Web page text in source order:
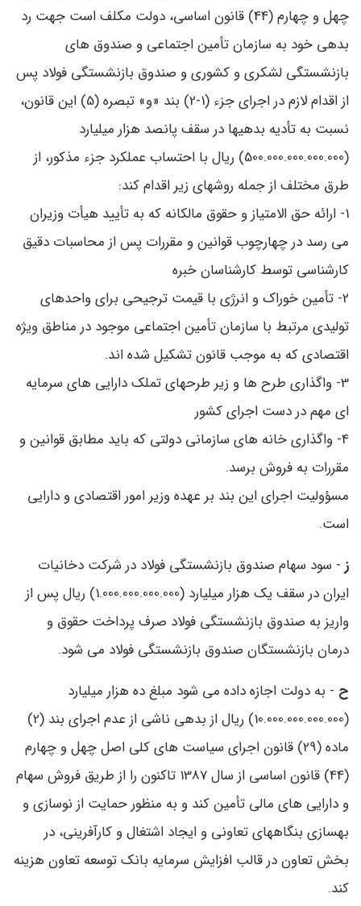
چهل و چهارم (44) قانون اساسی، دولت مکلف است جهت رد
بدهی خود به سازمان تأمین اجتماعی و صندوق‌ های
بازنشستگی لشکری و کشوری و صندوق بازنشستگی فولاد پس
از اقدام لازم در اجرای جزء (1-2) بند «و» تبصره (5) این قانون،
نسبت به تأدیه بدهیها در سقف پانصد هزار میلیارد
(500.000.000.000.000) ریال با احتساب عملکرد جزء مذکور، از
طرق مختلف از جمله روشهای زیر اقدام کند:
1- ارائه حق ‌الامتیاز و حقوق مالکانه که به تأیید هیأت ‌وزیران
می ‌رسد در چهارچوب قوانین و مقررات پس از محاسبات ‌دقیق‌
کارشناسی توسط کارشناسان خبره
2- تأمین خوراک و انرژی با قیمت ترجیحی برای واحدهای
تولیدی مرتبط با سازمان تأمین اجتماعی موجود در مناطق ویژه
اقتصادی که به موجب قانون تشکیل شده ‌اند.
3- واگذاری طرح ‌ها و زیر طرحهای تملک دارایی ‌های سرمایه
‌ای مهم در دست اجرای کشور
4- واگذاری خانه ‌های سازمانی دولتی که باید مطابق قوانین و
مقررات به فروش برسد.
مسؤولیت اجرای این بند بر عهده وزیر امور اقتصادی و دارایی
است.
ز - سود سهام صندوق بازنشستگی فولاد در شرکت دخانیات
ایران در سقف یک‌ هزار میلیارد (1.000.000.000.000) ریال پس از
واریز به صندوق بازنشستگی فولاد صرف پرداخت حقوق و
درمان بازنشستگان صندوق بازنشستگی فولاد می ‌شود.
ح - به دولت اجازه داده می‌ شود مبلغ ده هزار میلیارد
(10.000.000.000.000) ریال از بدهی ناشی از عدم اجرای بند (2)
ماده (29) قانون اجرای سیاست ‌های کلی اصل چهل و چهارم
(44) قانون اساسی از سال 1387 تاکنون را از طریق فروش سهام
و دارایی ‌های مالی تأمین کند و به ‌منظور حمایت از نوسازی و
بهسازی بنگاههای تعاونی و ایجاد اشتغال و کارآفرینی، در
بخش تعاون در قالب افزایش سرمایه بانک توسعه تعاون هزینه
کند.